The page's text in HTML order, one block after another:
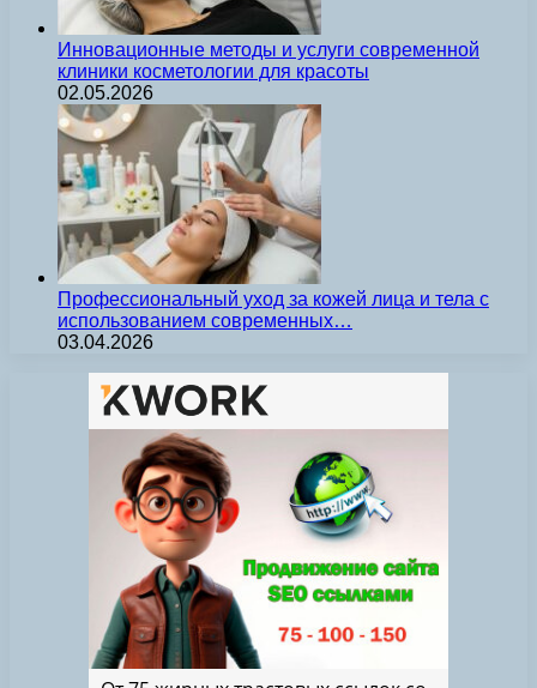
Инновационные методы и услуги современной
клиники косметологии для красоты
02.05.2026
Профессиональный уход за кожей лица и тела с
использованием современных…
03.04.2026